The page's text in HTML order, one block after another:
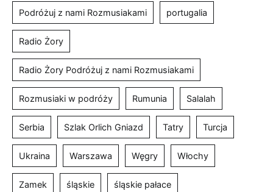
Podróżuj z nami Rozmusiakami portugalia
Radio Żory
Radio Żory Podróżuj z nami Rozmusiakami
Rozmusiaki w podróży Rumunia Salalah
Serbia Szlak Orlich Gniazd Tatry Turcja
Ukraina Warszawa Węgry Włochy
Zamek śląskie śląskie pałace